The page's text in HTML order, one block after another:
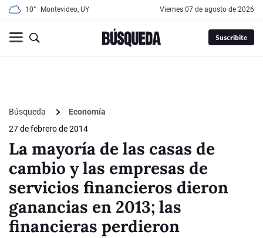
10° Montevideo, UY viernes 07 de agosto de 2026
Suscribite
Búsqueda
Economía
27 de febrero de 2014
La mayoría de las casas de
cambio y las empresas de
servicios financieros dieron
ganancias en 2013; las
financieras perdieron